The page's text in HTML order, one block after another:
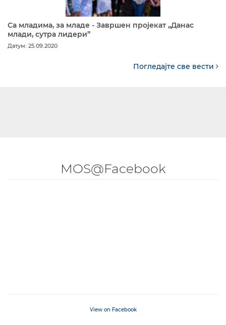
Са младима, за младе - Завршен пројекат „Данас
млади, сутра лидери”
Датум: 25.09.2020
Погледајте све вести
MOS@Facebook
View on Facebook